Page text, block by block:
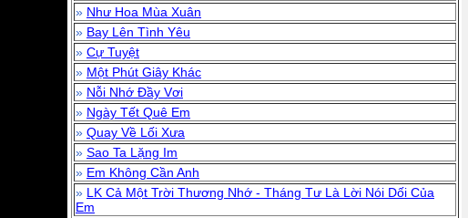
» Như Hoa Mùa Xuân
» Bay Lên Tình Yêu
» Cự Tuyệt
» Một Phút Giây Khác
» Nỗi Nhớ Đầy Vơi
» Ngày Tết Quê Em
» Quay Về Lối Xưa
» Sao Ta Lặng Im
» Em Không Cần Anh
» LK Cả Một Trời Thương Nhớ - Tháng Tư Là Lời Nói Dối Của
Em